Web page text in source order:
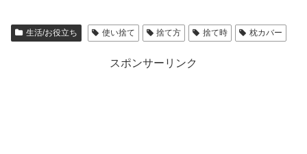
生活/お役立ち 使い捨て 捨て方 捨て時 枕カバー
スポンサーリンク